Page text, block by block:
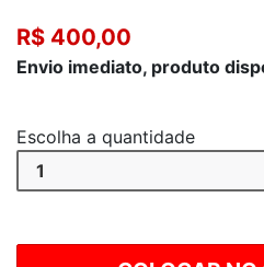
R$ 400,00
Envio imediato, produto
Escolha a quantidade